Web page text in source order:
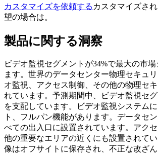
カスタマイズを依頼する カスタマイズさ
望の場合は。
製品に関する洞察
ビデオ監視セグメントが34%で最大の市
ます。世界のデータセンター物理セキュ
オ監視、アクセス制御、その他の物理セ
れています。予測期間中、ビデオ監視セ
を支配しています。ビデオ監視システム
ト、フルパン機能があります。データセ
べての出入口に設置されています。アク
他の重要なエリアの近くにも設置されて
像はオフサイトに保存され、不正な改ざ